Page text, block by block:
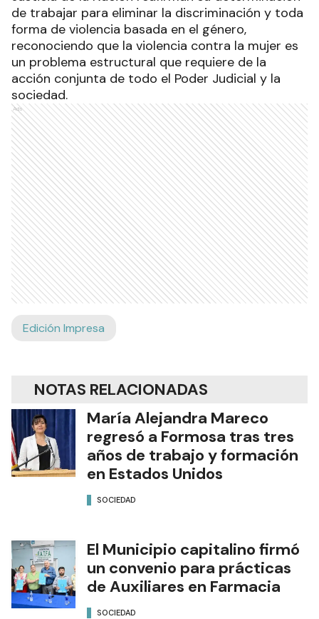
de trabajar para eliminar la discriminación y toda
forma de violencia basada en el género,
reconociendo que la violencia contra la mujer es
un problema estructural que requiere de la
acción conjunta de todo el Poder Judicial y la
sociedad.
Ads
Edición Impresa
NOTAS RELACIONADAS
María Alejandra Mareco
regresó a Formosa tras tres
años de trabajo y formación
en Estados Unidos
SOCIEDAD
El Municipio capitalino firmó
un convenio para prácticas
de Auxiliares en Farmacia
SOCIEDAD